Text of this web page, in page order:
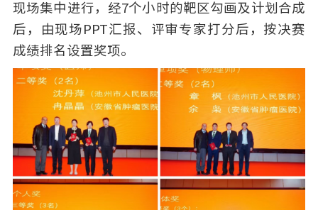
现场集中进行，经7个小时的靶区勾画及计划合成
后，由现场PPT汇报、评审专家打分后，按决赛
成绩排名设置奖项。